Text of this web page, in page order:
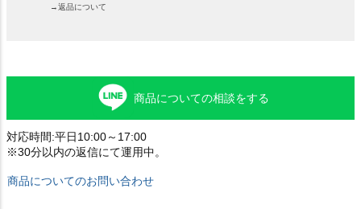
→返品について
商品についての相談をする
対応時間:平日10:00～17:00
※30分以内の返信にて運用中。
商品についてのお問い合わせ